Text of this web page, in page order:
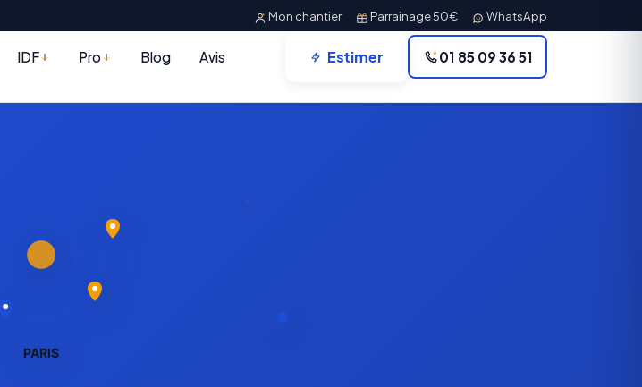
Mon chantier Parrainage 50€ WhatsApp
IDF Pro Blog Avis Estimer 01 85 09 36 51
PARIS